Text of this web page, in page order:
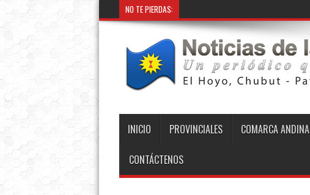
NO TE PIERDAS:
INICIO PROVINCIALES COMARCA ANDINA
CONTÁCTENOS